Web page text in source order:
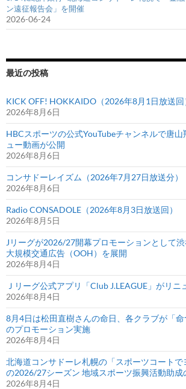
ン遠征報告会」を開催
2026-06-24
最近の投稿
KICK OFF! HOKKAIDO（2026年8月1日放送回
2026年8月6日
HBCスポーツの公式YouTubeチャンネルで唐
ュー動画が公開
2026年8月6日
コンサドーレイズム（2026年7月27日放送分）
2026年8月6日
Radio CONSADOLE（2026年8月3日放送回）
2026年8月5日
Jリーグが2026/27開幕プロモーションとして
大規模交通広告（OOH）を展開
2026年8月4日
Ｊリーグ公式アプリ「Club J.LEAGUE」がリニ
2026年8月4日
8月4日は松田直樹さんの命日、各クラブが「命
のプロモーション実施
2026年8月4日
北海道コンサドーレ札幌の「スポーツコート
の2026/27シーズン 地域スポーツ振興活動助成
2026年8月4日